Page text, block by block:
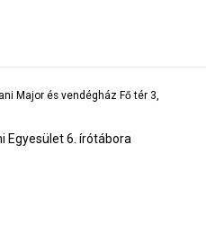
Major és vendégház Fő tér 3,
Egyesület 6. írótábora